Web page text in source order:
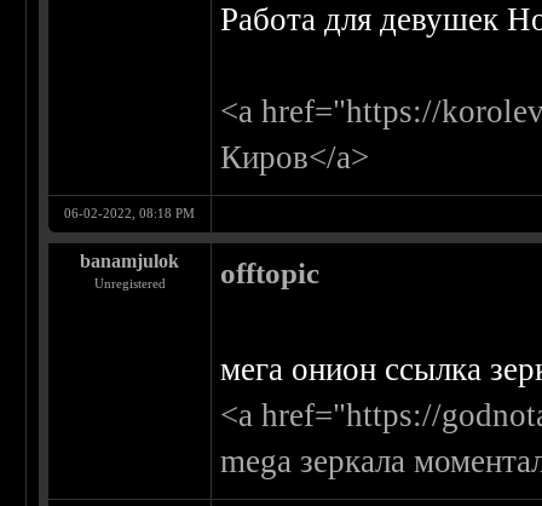
Работа для девушек
<a href="https://
Киров</a>
06-02-2022, 08:18 PM
banamjulok
Unregistered offtopic
мега онион ссылка
<a href="https://
mega зеркала